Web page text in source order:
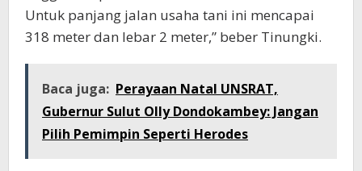
Untuk panjang jalan usaha tani ini mencapai
318 meter dan lebar 2 meter,” beber Tinungki.
Baca juga: Perayaan Natal UNSRAT,
Gubernur Sulut Olly Dondokambey: Jangan
Pilih Pemimpin Seperti Herodes